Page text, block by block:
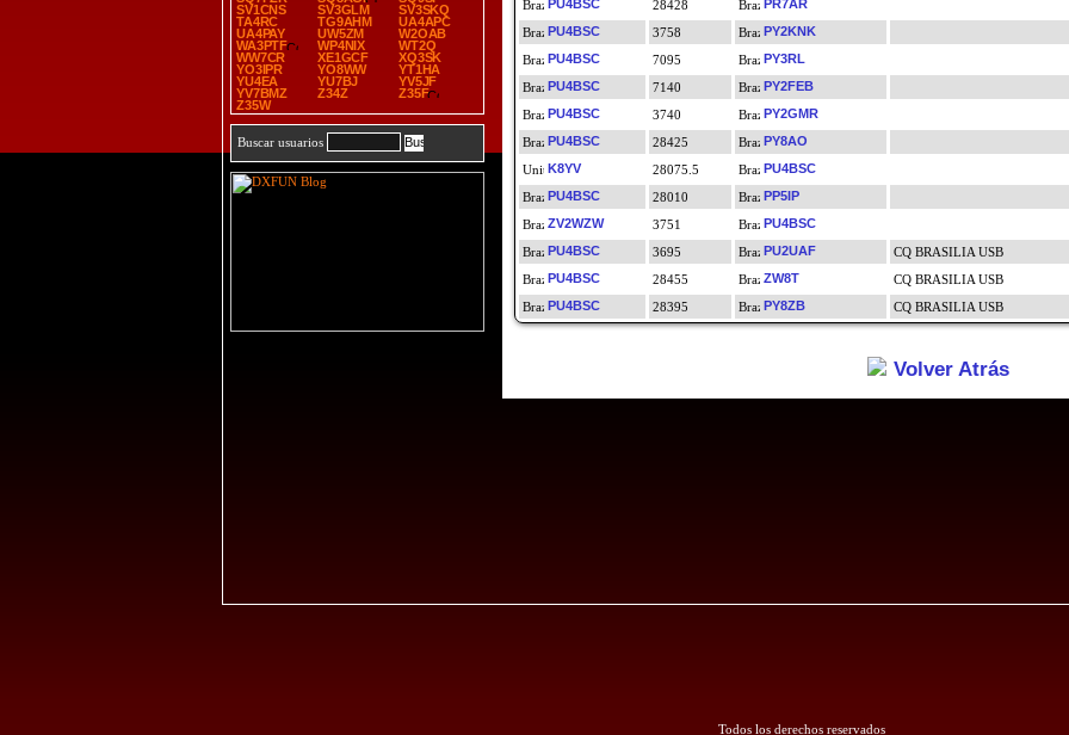
SV1CNS
SV3GLM
SV3SKQ
TA4RC
TG9AHM
UA4APC
UA4PAY
UW5ZM
W2OAB
WA3PTF
WP4NIX
WT2Q
WW7CR
XE1GCF
XQ3SK
YO3IPR
YO8WW
YT1HA
YU4EA
YU7BJ
YV5JF
YV7BMZ
Z34Z
Z35F
Z35W
Buscar usuarios
PU4BSC
28428 PR7AR
PU4BSC
3758 PY2KNK
PU4BSC
7095 PY3RL
PU4BSC
7140 PY2FEB
PU4BSC
3740 PY2GMR
PU4BSC
28425 PY8AO
K8YV
28075.5 PU4BSC
PU4BSC
28010 PP5IP
ZV2WZW
3751 PU4BSC
PU4BSC
3695 PU2UAF CQ BRASILIA USB
PU4BSC
28455 ZW8T CQ BRASILIA USB
PU4BSC
28395 PY8ZB CQ BRASILIA USB
Volver Atrás
Todos los derechos reservados